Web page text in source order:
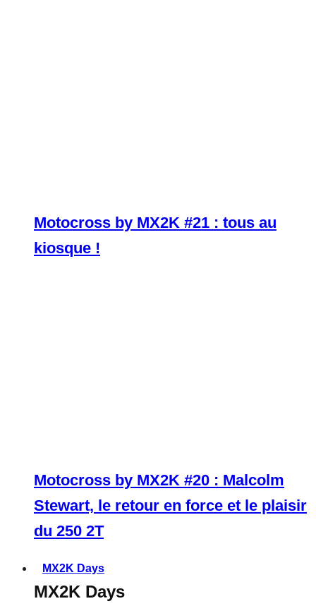
Motocross by MX2K #21 : tous au
kiosque !
Motocross by MX2K #20 : Malcolm
Stewart, le retour en force et le plaisir
du 250 2T
MX2K Days
MX2K Days